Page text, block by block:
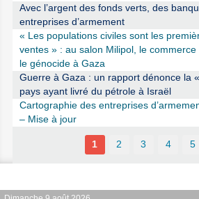
Avec l’argent des fonds verts, des
entreprises d’armement
« Les populations civiles sont les
ventes » : au salon Milipol, le
le génocide à Gaza
Guerre à Gaza : un rapport dénonce la
pays ayant livré du pétrole à Israël
Cartographie des entreprises
– Mise à jour
1 2 3 4 5